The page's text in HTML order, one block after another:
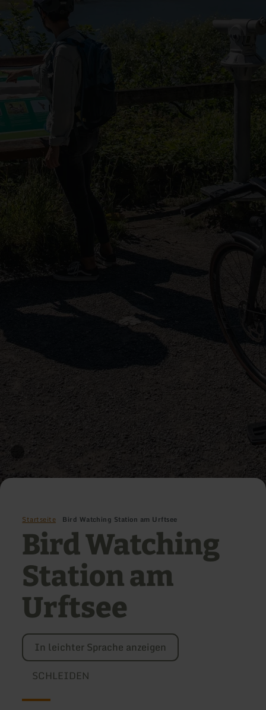
Startseite Bird Watching Station am Urftsee
Bird Watching
Station am
Urftsee
In leichter Sprache anzeigen
SCHLEIDEN